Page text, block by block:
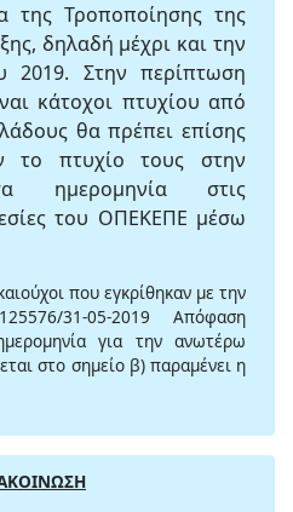
της Τροποποίησης της
δηλαδή μέχρι και την
2019. Στην περίπτωση
κάτοχοι πτυχίου από
θα πρέπει επίσης
το πτυχίο τους στην
ημερομηνία στις
του ΟΠΕΚΕΠΕ μέσω
που εγκρίθηκαν με την
31-05-2019 Απόφαση
για την ανωτέρω
στο σημείο β) παραμένει η